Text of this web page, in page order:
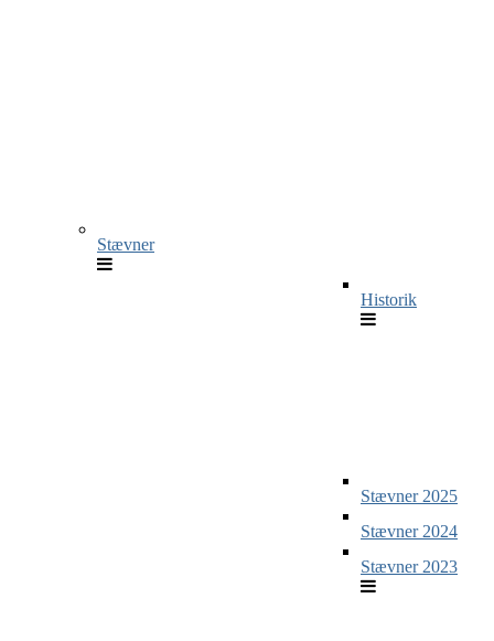
Stævner
Historik
Stævner 2025
Stævner 2024
Stævner 2023